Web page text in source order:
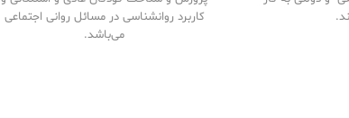
کاربرد روانشناسی در مسائل روانی اجتماعی
می‌باشد.